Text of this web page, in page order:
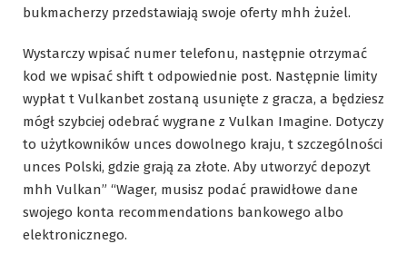
bukmacherzy przedstawiają swoje oferty mhh żużel.
Wystarczy wpisać numer telefonu, następnie otrzymać
kod we wpisać shift t odpowiednie post. Następnie limity
wypłat t Vulkanbet zostaną usunięte z gracza, a będziesz
mógł szybciej odebrać wygrane z Vulkan Imagine. Dotyczy
to użytkowników unces dowolnego kraju, t szczególności
unces Polski, gdzie grają za złote. Aby utworzyć depozyt
mhh Vulkan” “Wager, musisz podać prawidłowe dane
swojego konta recommendations bankowego albo
elektronicznego.